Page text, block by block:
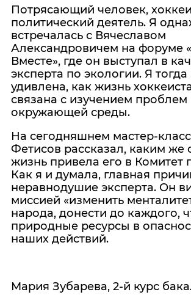
Потрясающий человек,
политический деятель. Я
встречалась с Вячеславом
Александровичем на форуме
Вместе», где он выступал в
эксперта по экологии. Я
удивлена, как жизнь
связана с изучением проблем
окружающей среды.
На сегодняшнем мастер-
Фетисов рассказал, каким же
жизнь привела его в Комитет
Как я и думала, главная
неравнодушие эксперта. Он
миссией «изменить
народа, донести до каждого,
природные ресурсы в
наших действий.
Мария Зубарева, 2-й курс